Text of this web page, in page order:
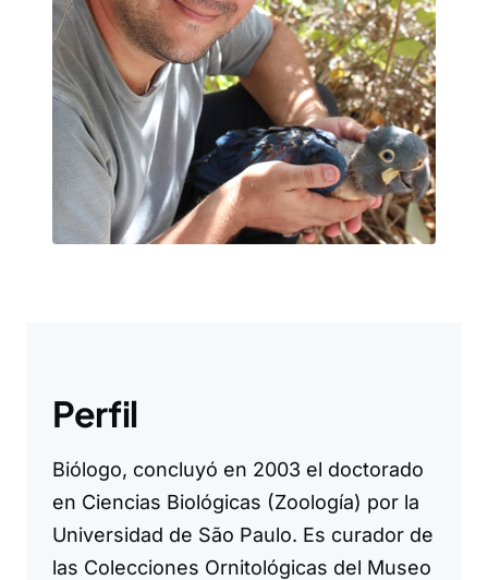
Perfil
Biólogo, concluyó en 2003 el doctorado
en Ciencias Biológicas (Zoología) por la
Universidad de São Paulo. Es curador de
las Colecciones Ornitológicas del Museo